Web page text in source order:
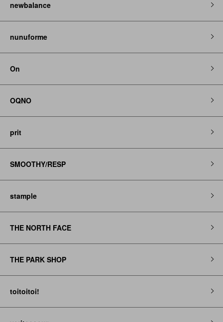
newbalance
nunuforme
On
OQNO
prit
SMOOTHY/RESP
stample
THE NORTH FACE
THE PARK SHOP
toitoitoi!